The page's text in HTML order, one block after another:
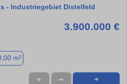
- Industriegebiet Distelfeld
3.900.000 €
m²
★ ➦ ➜